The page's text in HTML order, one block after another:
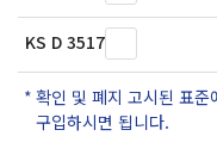
KS D 3517
확인 및 폐지 고시된 표
구입하시면 됩니다.